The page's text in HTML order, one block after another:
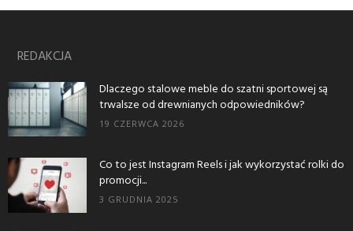
REDAKCJA
Dlaczego stalowe meble do szatni sportowej są
trwalsze od drewnianych odpowiedników?
19 CZERWCA 2026
Co to jest Instagram Reels i jak wykorzystać rolki do
promocji...
3 GRUDNIA 2025